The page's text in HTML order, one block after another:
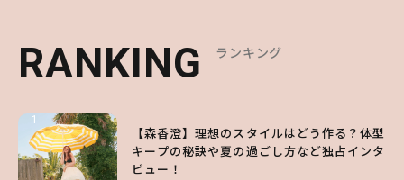
RANKING ランキング
1
【森香澄】理想のスタイルはどう作る？体型
キープの秘訣や夏の過ごし方など独占インタ
ビュー！
RANKING ランキング
1
【ハローキティ】がスシローと初コラボ♡
第1弾の気になるメニュー＆限定グッズを総
チェック！
RANKING ランキング
1
【SNIDEL】長濱ねるとロマンティックトラ
ッドな秋はじめ｜2026秋の新作コーデ4選